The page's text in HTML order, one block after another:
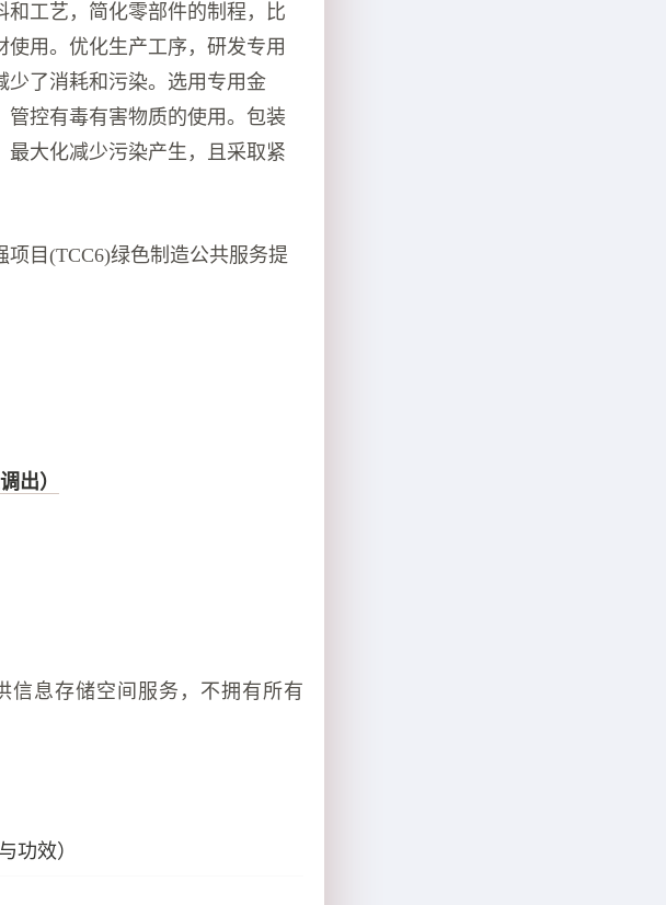
工艺，简化零部件的制程，比
用。优化生产工序，研发专用
少了消耗和污染。选用专用金
控有毒有害物质的使用。包装
大化减少污染产生，且采取紧
目(TCC6)绿色制造公共服务提
出）
信息存储空间服务，不拥有所有
功效）